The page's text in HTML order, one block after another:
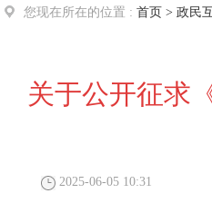
您现在所在的位置 : 首页 > 政民
关于公开征求
2025-06-05 10:31